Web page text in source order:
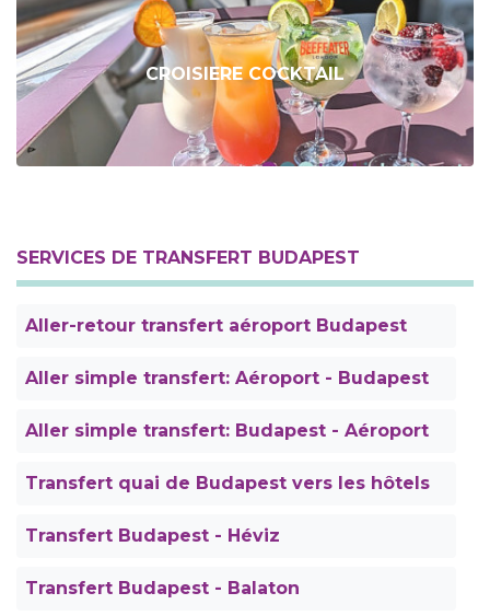
CROISIERE COCKTAIL
SERVICES DE TRANSFERT BUDAPEST
Aller-retour transfert aéroport Budapest
Aller simple transfert: Aéroport - Budapest
Aller simple transfert: Budapest - Aéroport
Transfert quai de Budapest vers les hôtels
Transfert Budapest - Héviz
Transfert Budapest - Balaton